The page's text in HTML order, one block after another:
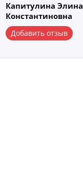
Капитулина Элина
Константиновна
Добавить отзыв